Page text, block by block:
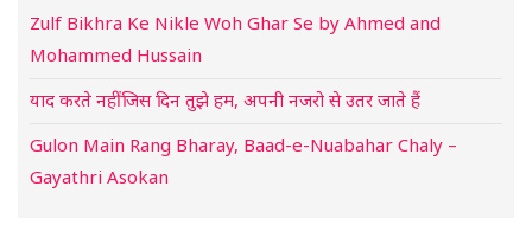
Zulf Bikhra Ke Nikle Woh Ghar Se by Ahmed and
Mohammed Hussain
याद करते नहीं जिस दिन तुझे हम, अपनी नजरो से उतर जाते हैं
Gulon Main Rang Bharay, Baad-e-Nuabahar Chaly –
Gayathri Asokan